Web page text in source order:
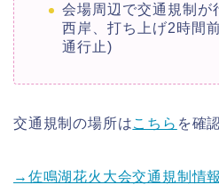
会場周辺で交通規制が
西岸、打ち上げ2時間
通行止)
交通規制の場所はこちら を確
→佐鳴湖花火大会交通規制情